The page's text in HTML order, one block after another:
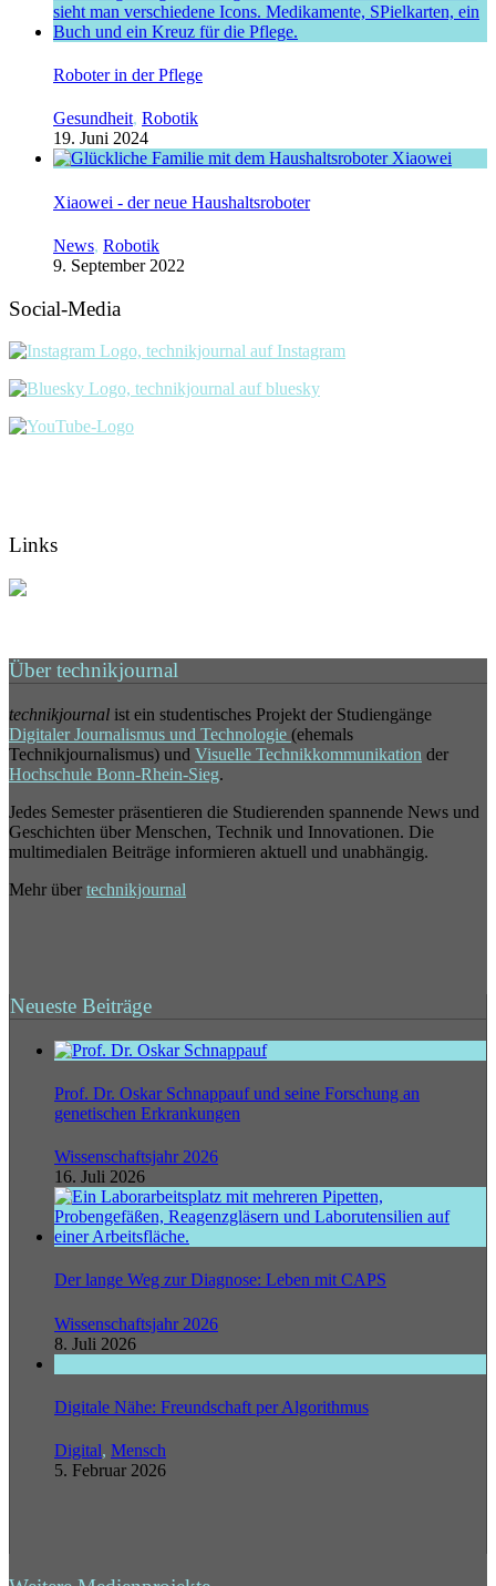
Roboter in der Pflege
Gesundheit, Robotik
19. Juni 2024
Xiaowei - der neue Haushaltsroboter
News, Robotik
9. September 2022
Social-Media
Links
Über technikjournal
technikjournal ist ein studentisches Projekt der Studiengänge
Digitaler Journalismus und Technologie (ehemals
Technikjournalismus) und Visuelle Technikkommunikation der
Hochschule Bonn-Rhein-Sieg.
Jedes Semester präsentieren die Studierenden spannende News und
Geschichten über Menschen, Technik und Innovationen. Die
multimedialen Beiträge informieren aktuell und unabhängig.
Mehr über technikjournal
Neueste Beiträge
Prof. Dr. Oskar Schnappauf und seine Forschung an
genetischen Erkrankungen
Wissenschaftsjahr 2026
16. Juli 2026
Der lange Weg zur Diagnose: Leben mit CAPS
Wissenschaftsjahr 2026
8. Juli 2026
Digitale Nähe: Freundschaft per Algorithmus
Digital, Mensch
5. Februar 2026